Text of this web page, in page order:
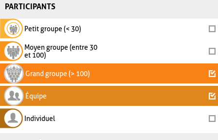
PARTICIPANTS
Petit groupe (< 30)
Moyen groupe (entre 30
et 100)
Grand groupe (> 100)
Équipe
Individuel